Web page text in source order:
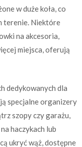
w duże koła, co
terenie. Niektóre
na akcesoria,
miejsca, oferują
dedykowanych dla
specjalne organizery
szopy czy garażu,
haczykach lub
ukryć wąż, dostępne